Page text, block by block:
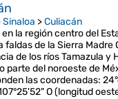
Sinaloa >Culiacán
la región centro del
faldas de la Sierra Madre
de los ríos Tamazula y
parte del noroeste de
las coordenadas:
O (longitud